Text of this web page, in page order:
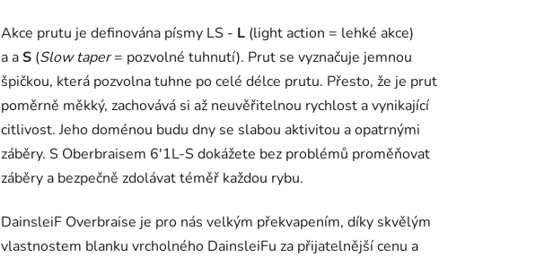
Akce prutu je definována písmy LS - L (light action = lehké akce)
a aS (Slow taper= pozvolné tuhnutí). Prut se vyznačuje jemnou
špičkou, která pozvolna tuhne po celé délce prutu. Přesto, že je prut
poměrně měkký, zachovává si až neuvěřitelnou rychlost a vynikající
citlivost. Jeho doménou budu dny se slabou aktivitou a opatrnými
záběry. S Oberbraisem 6'1L-S dokážete bez problémů proměňovat
záběry a bezpečně zdolávat téměř každou rybu.
DainsleiF Overbraise je pro nás velkým překvapením, díky skvělým
vlastnostem blanku vrcholného DainsleiFu za přijatelnější cenu a